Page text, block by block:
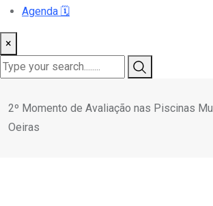
Agenda 🗓️
×
2º Momento de Avaliação nas Piscinas
Oeiras